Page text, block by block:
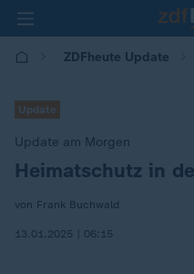
ZDFheute Update
Update
Update am Morgen
:Heimatschutz in
von Frank Buchwald
13.01.2025 | 06:15